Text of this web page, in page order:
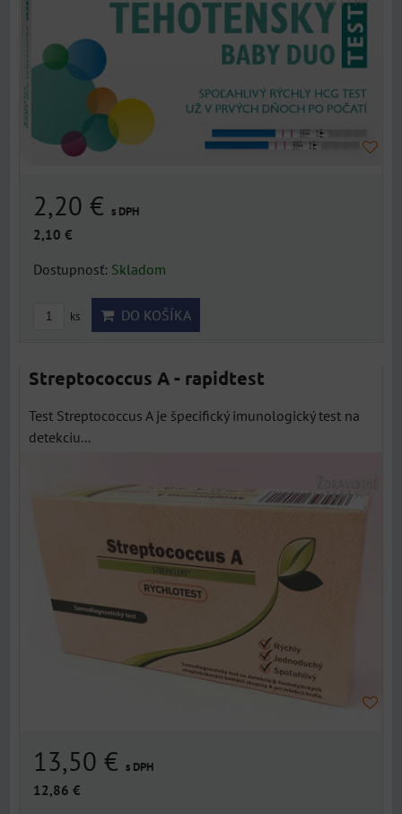
2,20 € s DPH
2,10 €
Dostupnosť: Skladom
ks DO KOŠÍKA
Streptococcus A - rapidtest
Test Streptococcus A je špecifický imunologický test na
detekciu...
13,50 € s DPH
12,86 €